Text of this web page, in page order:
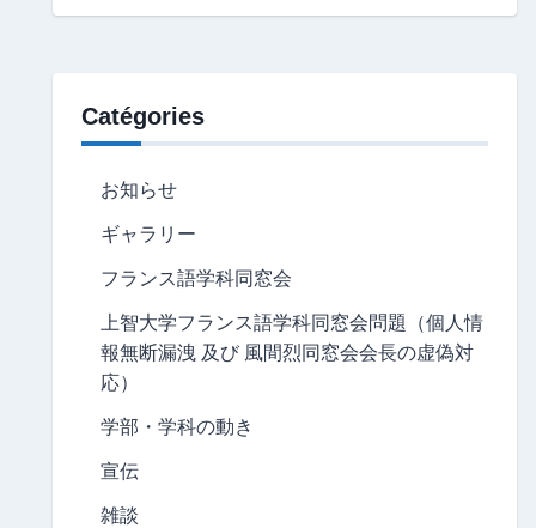
Catégories
お知らせ
ギャラリー
フランス語学科同窓会
上智大学フランス語学科同窓会問題（個人情
報無断漏洩 及び 風間烈同窓会会長の虚偽対
応）
学部・学科の動き
宣伝
雑談